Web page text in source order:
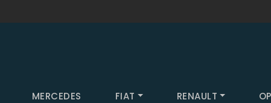
MERCEDES FIAT RENAULT